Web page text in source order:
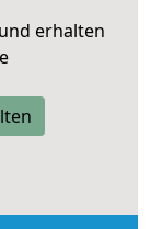
erhalten